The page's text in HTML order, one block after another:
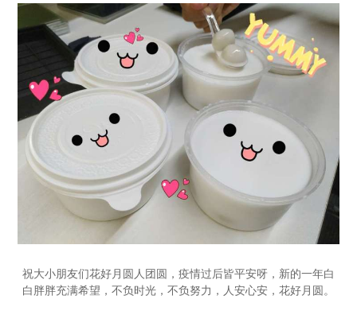
祝大小朋友们花好月圆人团圆，疫情过后皆平安呀，新的一年白
白胖胖充满希望，不负时光，不负努力，人安心安，花好月圆。